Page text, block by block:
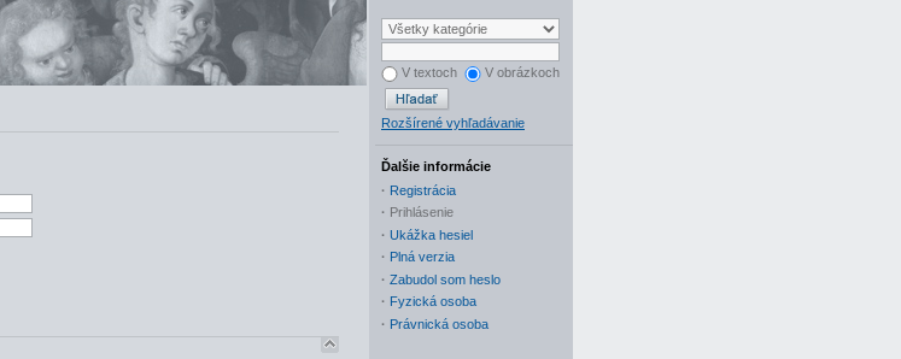
V textoch V obrázkoch
Rozšírené vyhľadávanie
Ďalšie informácie
· Registrácia
· Prihlásenie
· Ukážka hesiel
· Plná verzia
· Zabudol som heslo
· Fyzická osoba
· Právnická osoba